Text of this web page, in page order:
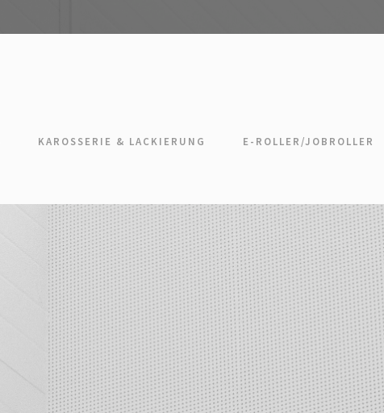
KAROSSERIE & LACKIERUNG E-ROLLER/JOBROLLER